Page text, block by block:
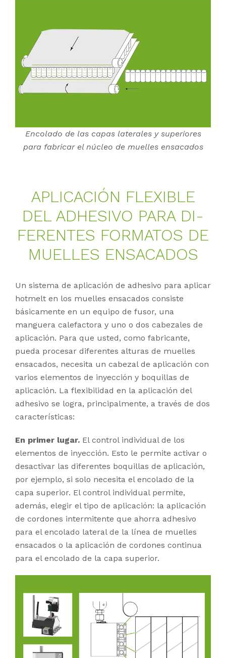
Encolado de las capas laterales y superiores
para fabricar el núcleo de muelles ensacados
AP­LI­CA­CIÓN FLE­XI­BLE
DEL AD­HE­SI­VO PARA DI­
FE­REN­TES FOR­MA­TOS DE
MU­EL­LES EN­SA­CA­DOS
Un sistema de aplicación de adhesivo para aplicar
hotmelt en los muelles ensacados consiste
básicamente en un equipo de fusor, una
manguera calefactora y uno o dos cabezales de
aplicación. Para que usted, como fabricante,
pueda procesar diferentes alturas de muelles
ensacados, necesita un cabezal de aplicación con
varios elementos de inyección y boquillas de
aplicación. La flexibilidad en la aplicación del
adhesivo se logra, principalmente, a través de dos
características:
En primer lugar. El control individual de los
elementos de inyección. Esto le permite activar o
desactivar las diferentes boquillas de aplicación,
por ejemplo, si solo necesita el encolado de la
capa superior. El control individual permite,
además, elegir el tipo de aplicación: la aplicación
de cordones intermitente que ahorra adhesivo
para el encolado lateral de la línea de muelles
ensacados o la aplicación de cordones continua
para el encolado de la capa superior.